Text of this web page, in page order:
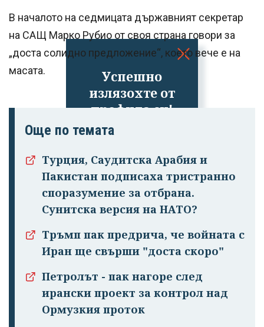
Успешно
излязохте от
профила си!
В началото на седмицата държавният секретар
на САЩ Марко Рубио от своя страна говори за
„доста солидно предложение“, което вече е на
масата.
Още по темата
Турция, Саудитска Арабия и
Пакистан подписаха тристранно
споразумение за отбрана.
Сунитска версия на НАТО?
Тръмп пак предрича, че войната с
Иран ще свърши "доста скоро"
Петролът - пак нагоре след
ирански проект за контрол над
Ормузкия проток